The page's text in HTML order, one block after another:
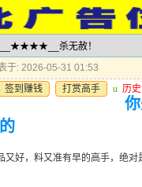
杀无赦！
于: 2026-05-31 01:53
签到赚钱
打赏高手 u 历
又好，料又准有早的高手，绝